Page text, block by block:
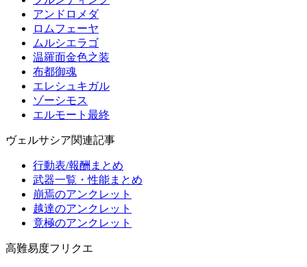
アンドロメダ
ロムフェーヤ
ムルシエラゴ
温羅面金色之装
布都御魂
エレシュキガル
ゾーシモス
エルモート最終
ヴェルサシア関連記事
行動表/報酬まとめ
武器一覧・性能まとめ
崩焉のアンクレット
越達のアンクレット
竟極のアンクレット
高難易度フリクエ